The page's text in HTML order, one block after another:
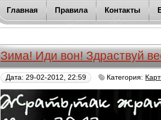
Главная Правила Контакты
Зима! Иди вон! Здраствуй
Дата: 29-02-2012, 22:59 Категория: